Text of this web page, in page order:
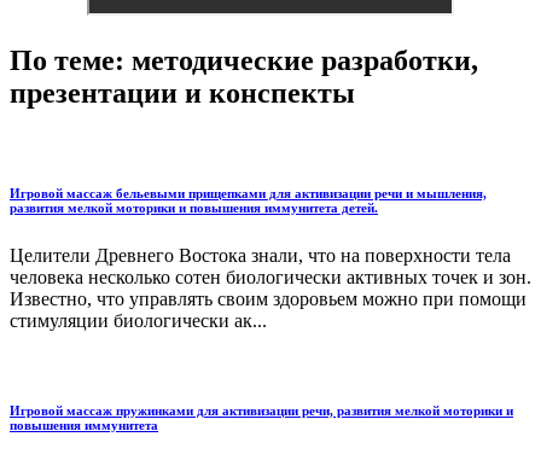
По теме: методические разработки,
презентации и конспекты
Игровой массаж бельевыми прищепками для активизации речи и мышления,
развития мелкой моторики и повышения иммунитета детей.
Целители Древнего Востока знали, что на поверхности тела
человека несколько сотен биологически активных точек и зон.
Известно, что управлять своим здоровьем можно при помощи
стимуляции биологически ак...
Игровой массаж пружинками для активизации речи, развития мелкой моторики и
повышения иммунитета